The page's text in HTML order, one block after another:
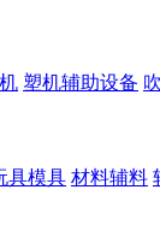
塑机辅助设备
具模具 材料辅料